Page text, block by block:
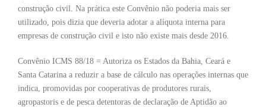
construção civil. Na prática este Convênio não poderia mais ser
utilizado, pois dizia que deveria adotar a alíquota interna para
empresas de construção civil e isto não existe mais desde 2016.
Convênio ICMS 88/18 = Autoriza os Estados da Bahia, Ceará e
Santa Catarina a reduzir a base de cálculo nas operações internas que
indica, promovidas por cooperativas de produtores rurais,
agropastoris e de pesca detentoras de declaração de Aptidão ao